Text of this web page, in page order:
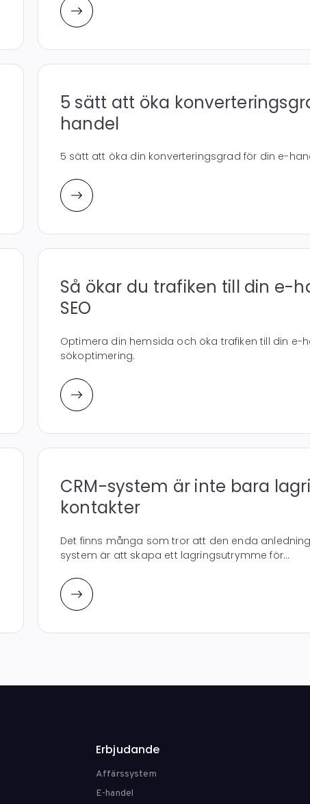
5 sätt att öka
handel
5 sätt att öka din konverteringsgrad för din e-
Så ökar du trafiken till din e-
SEO
Optimera din hemsida och öka trafiken till din e-
sökoptimering.
CRM-system är inte bara
kontakter
Det finns många som tror att den enda
system är att skapa ett lagringsutrymme för...
Erbjudande
Affärssystem
E-handel